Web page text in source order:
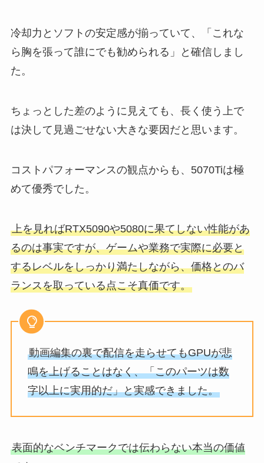
冷却力とソフトの安定感が揃っていて、「これな
ら胸を張って誰にでも勧められる」と確信しまし
た。
ちょっとした差のように見えても、長く使う上で
は決して見過ごせない大きな要因だと思います。
コストパフォーマンスの観点からも、5070Tiは極
めて優秀でした。
上を見ればRTX5090や5080に果てしない性能があ
るのは事実ですが、ゲームや業務で実際に必要と
するレベルをしっかり満たしながら、価格とのバ
ランスを取っている点こそ真価です。
動画編集の裏で配信を走らせてもGPUが悲
鳴を上げることはなく、「このパーツは数
字以上に実用的だ」と実感できました。
表面的なベンチマークでは伝わらない本当の価値